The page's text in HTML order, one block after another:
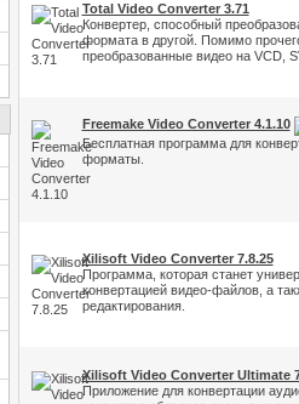
Total Video Converter 3.71
Конвертер, способный
формата в другой. Помимо
преобразованные видео на VCD,
Freemake Video Converter 4.1.10
Бесплатная программа для
форматы.
Xilisoft Video Converter 7.8.25
Программа, которая станет
конвертацией видео-файлов, а
редактирования.
Xilisoft Video Converter Ultimate
Приложение для конвертации